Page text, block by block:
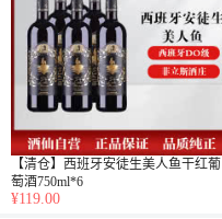
【清仓】西班牙安徒生美人鱼干红葡
萄酒750ml*6
¥119.00